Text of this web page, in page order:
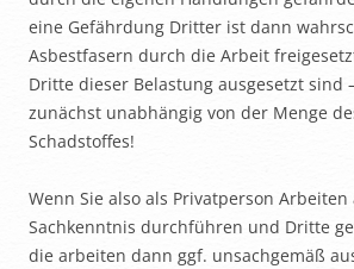
eine Gefährdung Dritter ist dann
Asbestfasern durch die Arbeit
Dritte dieser Belastung ausgesetzt sind
zunächst unabhängig von der Menge
Schadstoffes!
Wenn Sie also als Privatperson
Sachkenntnis durchführen und Dritte
die arbeiten dann ggf. unsachgemäß